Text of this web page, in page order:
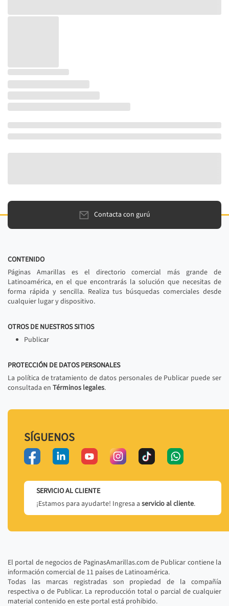
Contacta con gurú
CONTENIDO
Páginas Amarillas es el directorio comercial más grande de
Latinoamérica, en el que encontrarás la solución que necesitas de
forma rápida y sencilla. Realiza tus búsquedas comerciales desde
cualquier lugar y dispositivo.
OTROS DE NUESTROS SITIOS
Publicar
PROTECCIÓN DE DATOS PERSONALES
La política de tratamiento de datos personales de Publicar puede ser
consultada en Términos legales.
SÍGUENOS
SERVICIO AL CLIENTE
¡Estamos para ayudarte! Ingresa a servicio al cliente.
El portal de negocios de PaginasAmarillas.com de Publicar contiene la
información comercial de 11 países de Latinoamérica.
Todas las marcas registradas son propiedad de la compañía
respectiva o de Publicar. La reproducción total o parcial de cualquier
material contenido en este portal está prohibido.